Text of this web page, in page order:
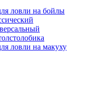
ловли на бойлы
ловли на макуху